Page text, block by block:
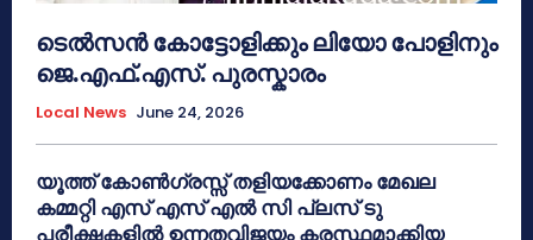
ടെൽസൻ കോട്ടോളിക്കും ലിയോ പോളിനും
ജെ.എഫ്.എസ്. പുരസ്കാരം
Local News June 24, 2026
യൂത്ത് കോൺഗ്രസ്സ് തളിയക്കോണം മേഖല
കമ്മറ്റി എസ് എസ് എൽ സി പ്ലസ് ടു
പരീക്ഷകളിൽ ഉന്നതവിജയം കരസ്ഥമാക്കിയ